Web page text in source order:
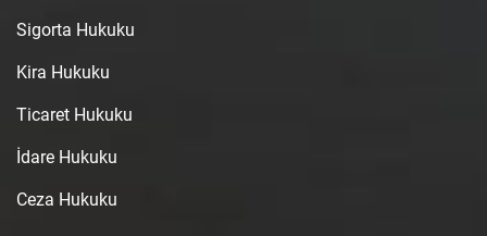
Sigorta Hukuku
Kira Hukuku
Ticaret Hukuku
İdare Hukuku
Ceza Hukuku